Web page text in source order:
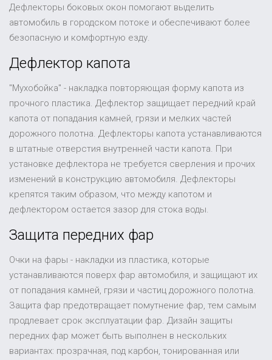
Дефлекторы боковых окон помогают выделить
автомобиль в городском потоке и обеспечивают более
безопасную и комфортную езду.
Дефлектор капота
"Мухобойка" - накладка повторяющая форму капота из
прочного пластика. Дефлектор защищает передний край
капота от попадания камней, грязи и мелких частей
дорожного полотна. Дефлекторы капота устанавливаются
в штатные отверстия внутренней части капота. При
установке дефлектора не требуется сверления и прочих
изменений в конструкцию автомобиля. Дефлекторы
крепятся таким образом, что между капотом и
дефлектором остается зазор для стока воды.
Защита передних фар
Очки на фары - накладки из пластика, которые
устанавливаются поверх фар автомобиля, и защищают их
от попадания камней, грязи и частиц дорожного полотна.
Защита фар предотвращает помутнение фар, тем самым
продлевает срок эксплуатации фар. Дизайн защиты
передних фар может быть выполнен в нескольких
вариантах: прозрачная, под карбон, тонированная или